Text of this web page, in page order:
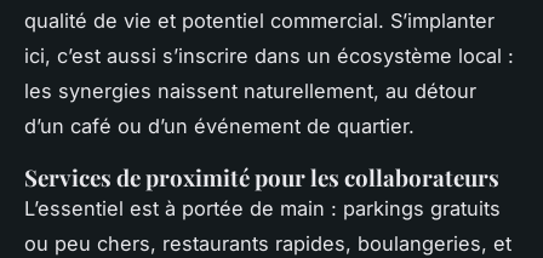
qualité de vie et potentiel commercial. S’implanter
ici, c’est aussi s’inscrire dans un écosystème local :
les synergies naissent naturellement, au détour
d’un café ou d’un événement de quartier.
Services de proximité pour les collaborateurs
L’essentiel est à portée de main : parkings gratuits
ou peu chers, restaurants rapides, boulangeries, et